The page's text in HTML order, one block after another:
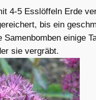
4-5 Esslöffeln Erde
bis ein
Samenbomben einige
sie vergräbt.